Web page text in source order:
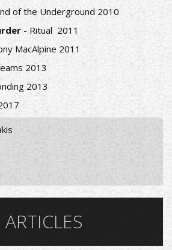
of the Underground 2010
- Ritual 2011
MacAlpine 2011
2013
2013